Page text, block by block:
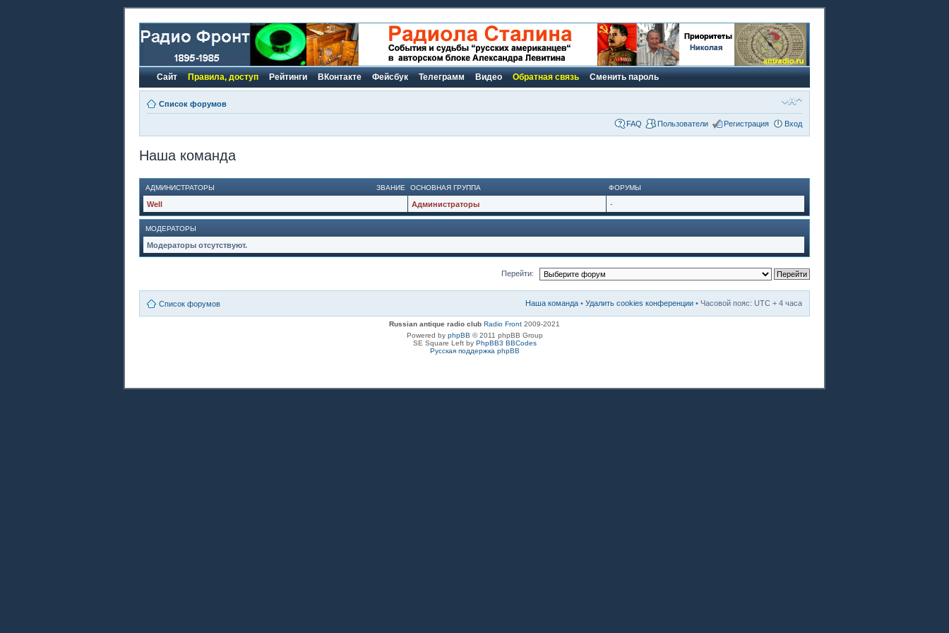
Сайт Правила, доступ Рейтинги ВКонтакте Фейсбук Телеграмм Видео Обратная связь Сменить пароль
Список форумов
FAQ Пользователи Регистрация Вход
Наша команда
ЗВАНИЕ
АДМИНИСТРАТОРЫ ОСНОВНАЯ ГРУППА ФОРУМЫ
Well Администраторы -
МОДЕРАТОРЫ
Модераторы отсутствуют.
Перейти:
Список форумов Наша команда • Удалить cookies конференции • Часовой пояс: UTC + 4 часа
Russian antique radio club Radio Front 2009-2021
Powered by phpBB © 2011 phpBB Group
SE Square Left by PhpBB3 BBCodes
Русская поддержка phpBB